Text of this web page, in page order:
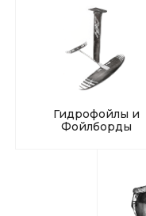
Гидрофойлы и
Фойлборды